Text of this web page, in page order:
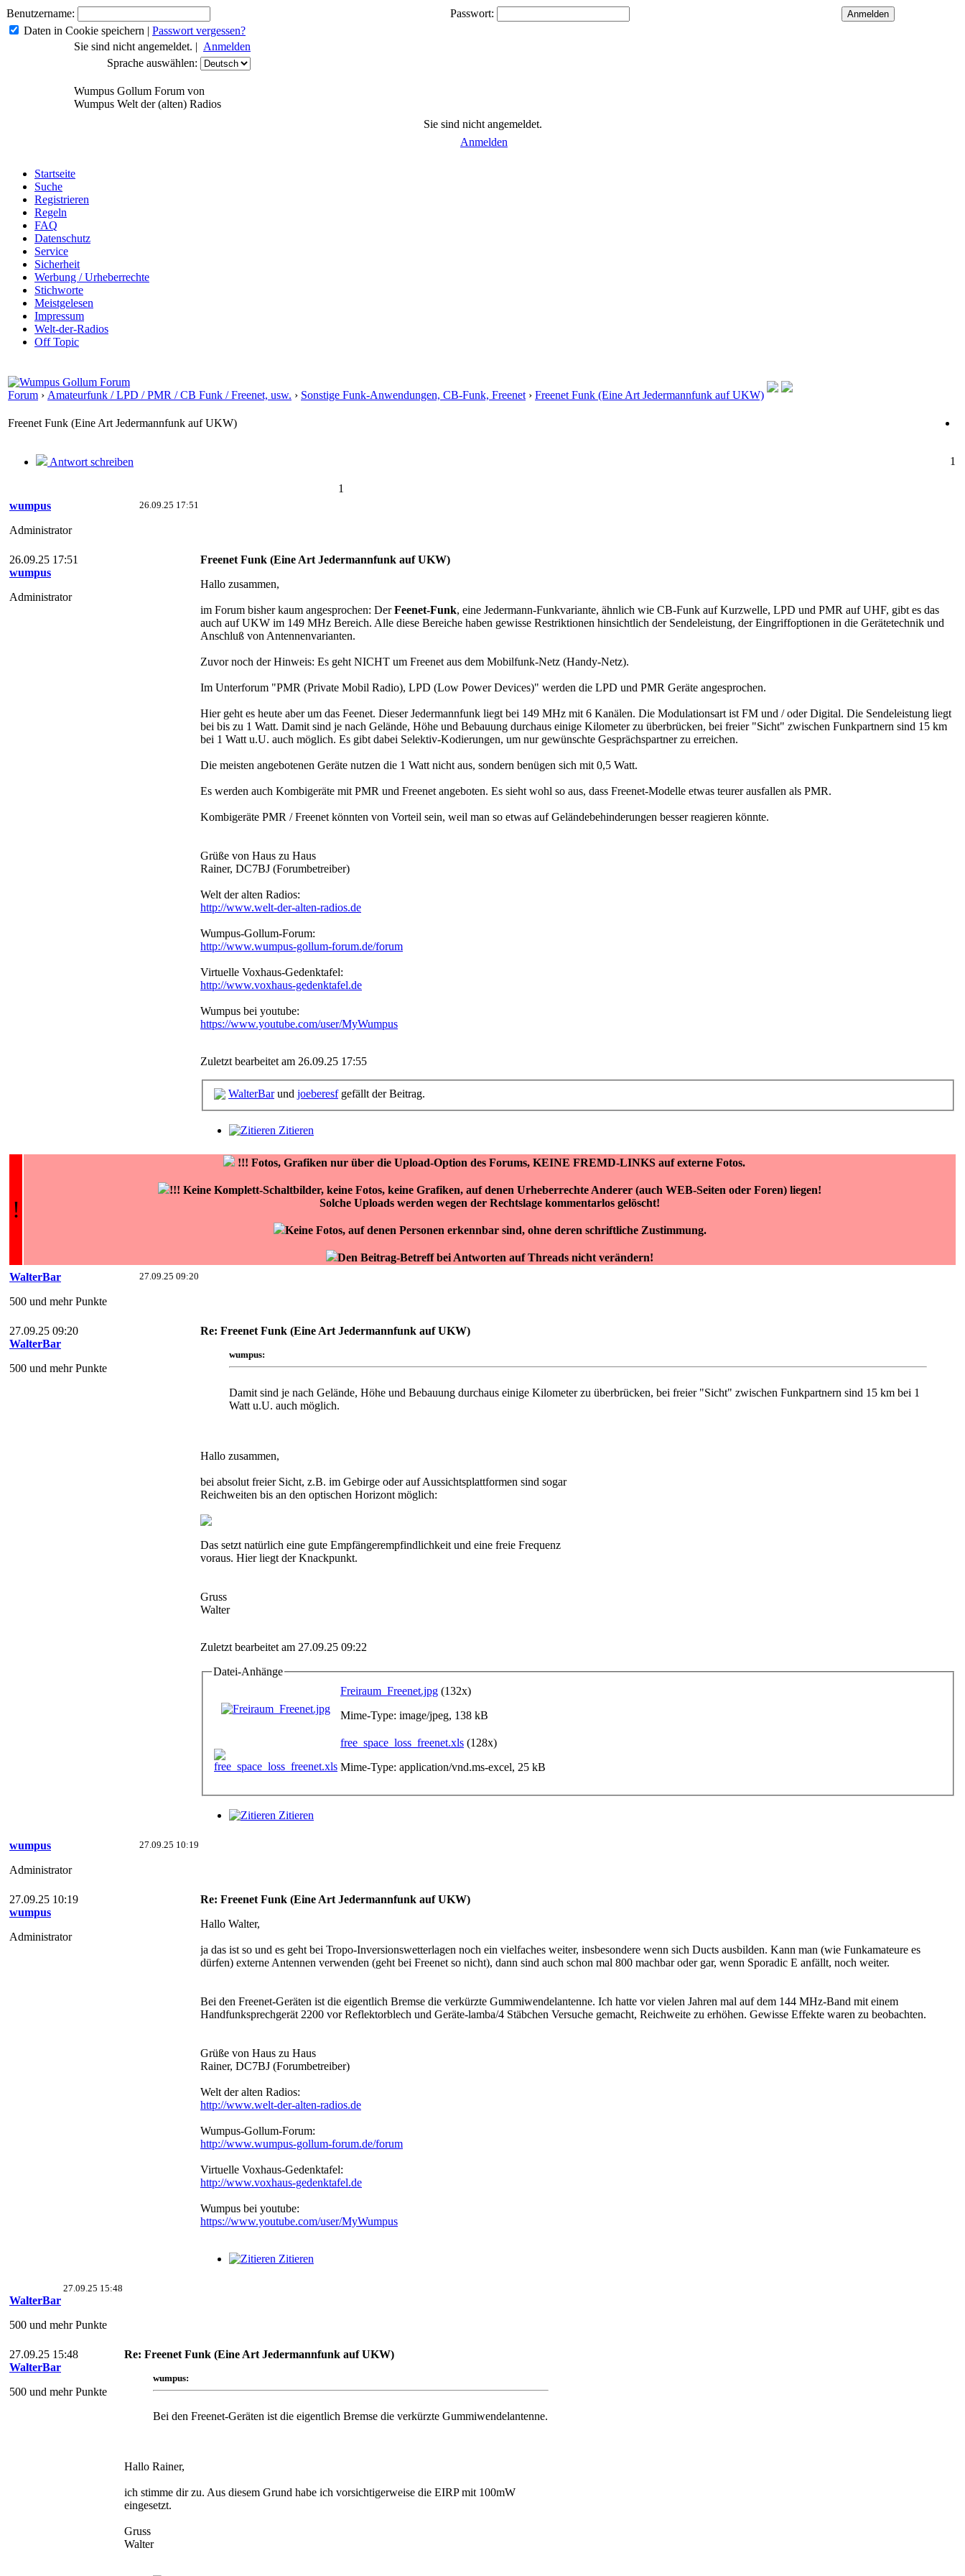
Benutzername:
Passwort:
Daten in Cookie speichern | Passwort vergessen?
Sie sind nicht angemeldet. | Anmelden
Sprache auswählen:
Wumpus Gollum Forum von
Wumpus Welt der (alten) Radios
Sie sind nicht angemeldet.
Anmelden
Startseite
Suche
Registrieren
Regeln
FAQ
Datenschutz
Service
Sicherheit
Werbung / Urheberrechte
Stichworte
Meistgelesen
Impressum
Welt-der-Radios
Off Topic
Forum › Amateurfunk / LPD / PMR / CB Funk / Freenet, usw. › Sonstige Funk-Anwendungen, CB-Funk, Freenet › Freenet Funk (Eine Art Jedermannfunk auf UKW)
Freenet Funk (Eine Art Jedermannfunk auf UKW)
Antwort schreiben 1
1
26.09.25 17:51
wumpus
Administrator
26.09.25 17:51
wumpus
Administrator
Freenet Funk (Eine Art Jedermannfunk auf UKW)
Hallo zusammen,
im Forum bisher kaum angesprochen: DerFeenet-Funk, eine Jedermann-Funkvariante, ähnlich wie CB-Funk auf Kurzwelle, LPD und PMR auf UHF, gibt es das
auch auf UKW im 149 MHz Bereich. Alle diese Bereiche haben gewisse Restriktionen hinsichtlich der Sendeleistung, der Eingriffoptionen in die Gerätetechnik und
Anschluß von Antennenvarianten.
Zuvor noch der Hinweis: Es geht NICHT um Freenet aus dem Mobilfunk-Netz (Handy-Netz).
Im Unterforum "PMR (Private Mobil Radio), LPD (Low Power Devices)" werden die LPD und PMR Geräte angesprochen.
Hier geht es heute aber um das Feenet. Dieser Jedermannfunk liegt bei 149 MHz mit 6 Kanälen. Die Modulationsart ist FM und / oder Digital. Die Sendeleistung liegt
bei bis zu 1 Watt. Damit sind je nach Gelände, Höhe und Bebauung durchaus einige Kilometer zu überbrücken, bei freier "Sicht" zwischen Funkpartnern sind 15 km
bei 1 Watt u.U. auch möglich. Es gibt dabei Selektiv-Kodierungen, um nur gewünschte Gesprächspartner zu erreichen.
Die meisten angebotenen Geräte nutzen die 1 Watt nicht aus, sondern benügen sich mit 0,5 Watt.
Es werden auch Kombigeräte mit PMR und Freenet angeboten. Es sieht wohl so aus, dass Freenet-Modelle etwas teurer ausfallen als PMR.
Kombigeräte PMR / Freenet könnten von Vorteil sein, weil man so etwas auf Geländebehinderungen besser reagieren könnte.
Grüße von Haus zu Haus
Rainer, DC7BJ (Forumbetreiber)
Welt der alten Radios:
http://www.welt-der-alten-radios.de
Wumpus-Gollum-Forum:
http://www.wumpus-gollum-forum.de/forum
Virtuelle Voxhaus-Gedenktafel:
http://www.voxhaus-gedenktafel.de
Wumpus bei youtube:
https://www.youtube.com/user/MyWumpus
Zuletzt bearbeitet am 26.09.25 17:55
WalterBarund joeberesfgefällt der Beitrag.
Zitieren
!
!!! Fotos, Grafiken nur über die Upload-Option des Forums, KEINE FREMD-LINKS auf externe Fotos.
!!! Keine Komplett-Schaltbilder, keine Fotos, keine Grafiken, auf denen Urheberrechte Anderer (auch WEB-Seiten oder Foren) liegen!
Solche Uploads werden wegen der Rechtslage kommentarlos gelöscht!
Keine Fotos, auf denen Personen erkennbar sind, ohne deren schriftliche Zustimmung.
Den Beitrag-Betreff bei Antworten auf Threads nicht verändern!
27.09.25 09:20
WalterBar
500 und mehr Punkte
27.09.25 09:20
WalterBar
500 und mehr Punkte
Re: Freenet Funk (Eine Art Jedermannfunk auf UKW)
wumpus:
Damit sind je nach Gelände, Höhe und Bebauung durchaus einige Kilometer zu überbrücken, bei freier "Sicht" zwischen Funkpartnern sind 15 km bei 1
Watt u.U. auch möglich.
Hallo zusammen,
bei absolut freier Sicht, z.B. im Gebirge oder auf Aussichtsplattformen sind sogar
Reichweiten bis an den optischen Horizont möglich:
Das setzt natürlich eine gute Empfängerempfindlichkeit und eine freie Frequenz
voraus. Hier liegt der Knackpunkt.
Gruss
Walter
Zuletzt bearbeitet am 27.09.25 09:22
Datei-Anhänge
Freiraum_Freenet.jpg (132x)
Mime-Type: image/jpeg, 138 kB
free_space_loss_freenet.xls (128x)
Mime-Type: application/vnd.ms-excel, 25 kB
Zitieren
27.09.25 10:19
wumpus
Administrator
27.09.25 10:19
wumpus
Administrator
Re: Freenet Funk (Eine Art Jedermannfunk auf UKW)
Hallo Walter,
ja das ist so und es geht bei Tropo-Inversionswetterlagen noch ein vielfaches weiter, insbesondere wenn sich Ducts ausbilden. Kann man (wie Funkamateure es
dürfen) externe Antennen verwenden (geht bei Freenet so nicht), dann sind auch schon mal 800 machbar oder gar, wenn Sporadic E anfällt, noch weiter.
Bei den Freenet-Geräten ist die eigentlich Bremse die verkürzte Gummiwendelantenne. Ich hatte vor vielen Jahren mal auf dem 144 MHz-Band mit einem
Handfunksprechgerät 2200 vor Reflektorblech und Geräte-lamba/4 Stäbchen Versuche gemacht, Reichweite zu erhöhen. Gewisse Effekte waren zu beobachten.
Grüße von Haus zu Haus
Rainer, DC7BJ (Forumbetreiber)
Welt der alten Radios:
http://www.welt-der-alten-radios.de
Wumpus-Gollum-Forum:
http://www.wumpus-gollum-forum.de/forum
Virtuelle Voxhaus-Gedenktafel:
http://www.voxhaus-gedenktafel.de
Wumpus bei youtube:
https://www.youtube.com/user/MyWumpus
Zitieren
27.09.25 15:48
WalterBar
500 und mehr Punkte
27.09.25 15:48
WalterBar
500 und mehr Punkte
Re: Freenet Funk (Eine Art Jedermannfunk auf UKW)
wumpus:
Bei den Freenet-Geräten ist die eigentlich Bremse die verkürzte Gummiwendelantenne.
Hallo Rainer,
ich stimme dir zu. Aus diesem Grund habe ich vorsichtigerweise die EIRP mit 100mW
eingesetzt.
Gruss
Walter